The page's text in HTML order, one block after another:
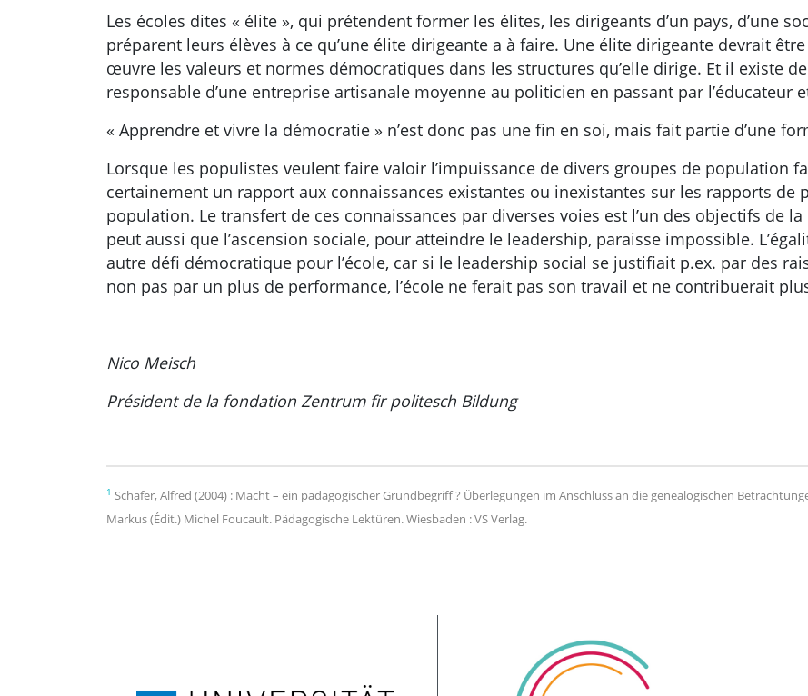
Les écoles dites « élite », qui prétendent former les élites, les dirigeants d’un pays, d’une
préparent leurs élèves à ce qu’une élite dirigeante a à faire. Une élite dirigeante devrait
œuvre les valeurs et normes démocratiques dans les structures qu’elle dirige. Et il existe
responsable d’une entreprise artisanale moyenne au politicien en passant par l’éducateur
« Apprendre et vivre la démocratie » n’est donc pas une fin en soi, mais fait partie d’une
Lorsque les populistes veulent faire valoir l’impuissance de divers groupes de population
certainement un rapport aux connaissances existantes ou inexistantes sur les rapports
population. Le transfert de ces connaissances par diverses voies est l’un des objectifs de
peut aussi que l’ascension sociale, pour atteindre le leadership, paraisse impossible.
autre défi démocratique pour l’école, car si le leadership social se justifiait p.ex. par des
non pas par un plus de performance, l’école ne ferait pas son travail et ne contribuerait
Nico Meisch
Président de la fondation Zentrum fir politesch Bildung
1 Schäfer, Alfred (2004) : Macht – ein pädagogischer Grundbegriff ? Überlegungen im Anschluss an die genealogischen
Markus (Édit.) Michel Foucault. Pädagogische Lektüren. Wiesbaden : VS Verlag.